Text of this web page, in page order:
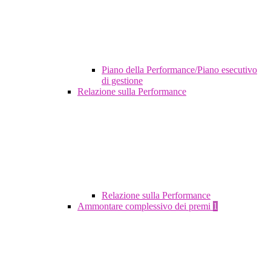
Piano della Performance/Piano esecutivo
di gestione
Relazione sulla Performance
Relazione sulla Performance
Ammontare complessivo dei premi 1